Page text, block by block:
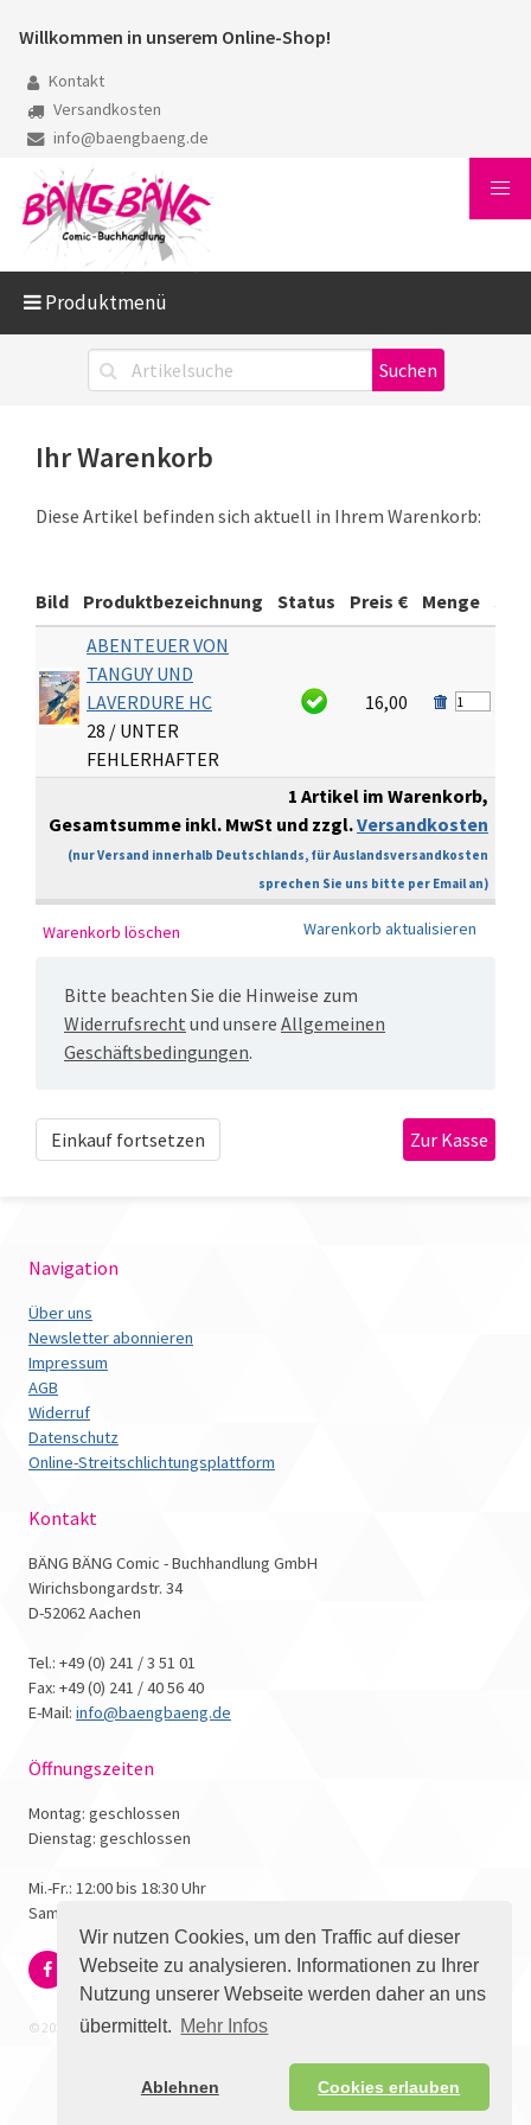
Wir nutzen Cookies, um den Traffic auf dieser
Webseite zu analysieren. Informationen zu Ihrer
Nutzung unserer Webseite werden daher an uns
übermittelt. Mehr Infos
Ablehnen Cookies erlauben
Willkommen in unserem Online-Shop!
Kontakt
Versandkosten
info@baengbaeng.de
Produktmenü
Ihr Warenkorb
Diese Artikel befinden sich aktuell in Ihrem Warenkorb:
Bild Produktbezeichnung Status Preis € Menge
ABENTEUER VON
TANGUY UND
LAVERDURE HC
28 / UNTER
FEHLERHAFTER
16,00
1 Artikel im Warenkorb,
Gesamtsumme inkl. MwSt und zzgl.Versandkosten
(nur Versand innerhalb Deutschlands, für Auslandsversandkosten
sprechen Sie uns bitte per Email an)
Bitte beachten Sie die Hinweise zum
Widerrufsrecht und unsere Allgemeinen
Geschäftsbedingungen.
Einkauf fortsetzen
Navigation
Über uns
Newsletter abonnieren
Impressum
AGB
Widerruf
Datenschutz
Online-Streitschlichtungsplattform
Kontakt
BÄNG BÄNG Comic - Buchhandlung GmbH
Wirichsbongardstr. 34
D-52062 Aachen
Tel.: +49 (0) 241 / 3 51 01
Fax: +49 (0) 241 / 40 56 40
E-Mail: info@baengbaeng.de
Öffnungszeiten
Montag: geschlossen
Dienstag: geschlossen
Mi.-Fr.: 12:00 bis 18:30 Uhr
Samstag: 10:00 bis 17:00 Uhr
© 2026 - Bäng Bäng Comicbuchhandlung